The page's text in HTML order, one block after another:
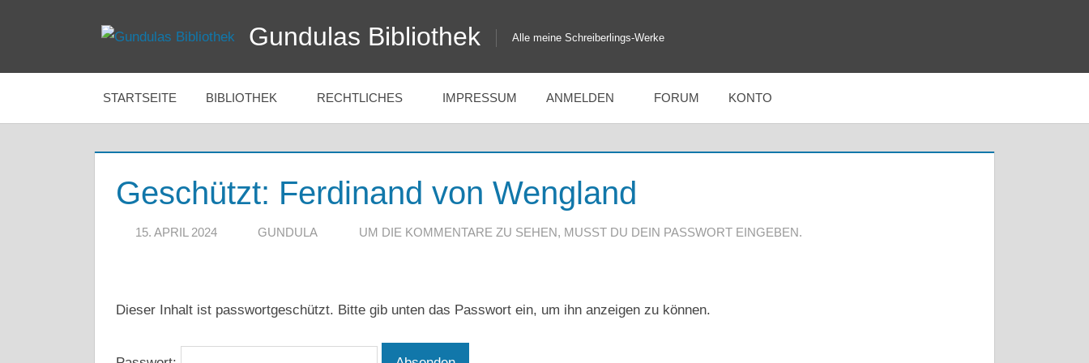
Gundulas Bibliothek Alle meine Schreiberlings-Werke
STARTSEITE BIBLIOTHEK RECHTLICHES IMPRESSUM ANMELDEN FORUM KONTO
Geschützt: Ferdinand von Wengland
15. APRIL 2024 GUNDULA UM DIE KOMMENTARE ZU SEHEN, MUSST DU DEIN PASSWORT EINGEBEN.
Dieser Inhalt ist passwortgeschützt. Bitte gib unten das Passwort ein, um ihn anzeigen zu können.